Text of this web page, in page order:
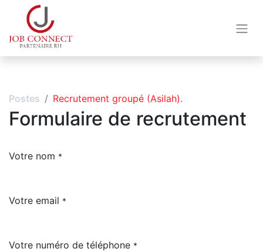
Postes Recrutement groupé (Asilah).
Formulaire de recrutement
Votre nom *
Votre email *
Votre numéro de téléphone *